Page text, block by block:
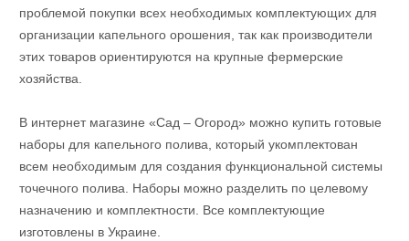
проблемой покупки всех необходимых комплектующих для
организации капельного орошения, так как производители
этих товаров ориентируются на крупные фермерские
хозяйства.
В интернет магазине «Сад – Огород» можно купить готовые
наборы для капельного полива, который укомплектован
всем необходимым для создания функциональной системы
точечного полива. Наборы можно разделить по целевому
назначению и комплектности. Все комплектующие
изготовлены в Украине.